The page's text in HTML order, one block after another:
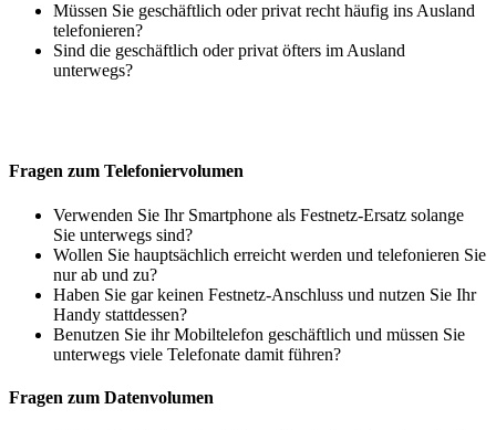
Müssen Sie geschäftlich oder privat recht häufig ins Ausland
telefonieren?
Sind die geschäftlich oder privat öfters im Ausland
unterwegs?
Fragen zum Telefoniervolumen
Verwenden Sie Ihr Smartphone als Festnetz-Ersatz solange
Sie unterwegs sind?
Wollen Sie hauptsächlich erreicht werden und telefonieren Sie
nur ab und zu?
Haben Sie gar keinen Festnetz-Anschluss und nutzen Sie Ihr
Handy stattdessen?
Benutzen Sie ihr Mobiltelefon geschäftlich und müssen Sie
unterwegs viele Telefonate damit führen?
Fragen zum Datenvolumen